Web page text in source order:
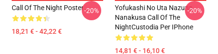
Call Of The Night Poster
18,21 € - 42,22 €
-20%
Yofukashi No Uta Nazuna
Nanakusa Call Of The
NightCustodia Per IPhone
14,81 € - 16,10 €
-20%